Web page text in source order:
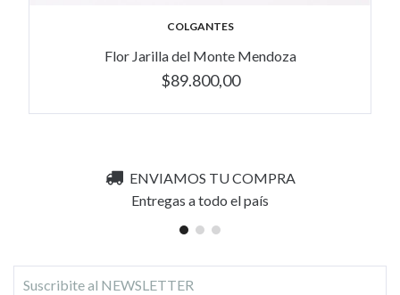
COLGANTES
Flor Jarilla del Monte Mendoza
$89.800,00
ENVIAMOS TU COMPRA
Entregas a todo el país
Suscribite al NEWSLETTER